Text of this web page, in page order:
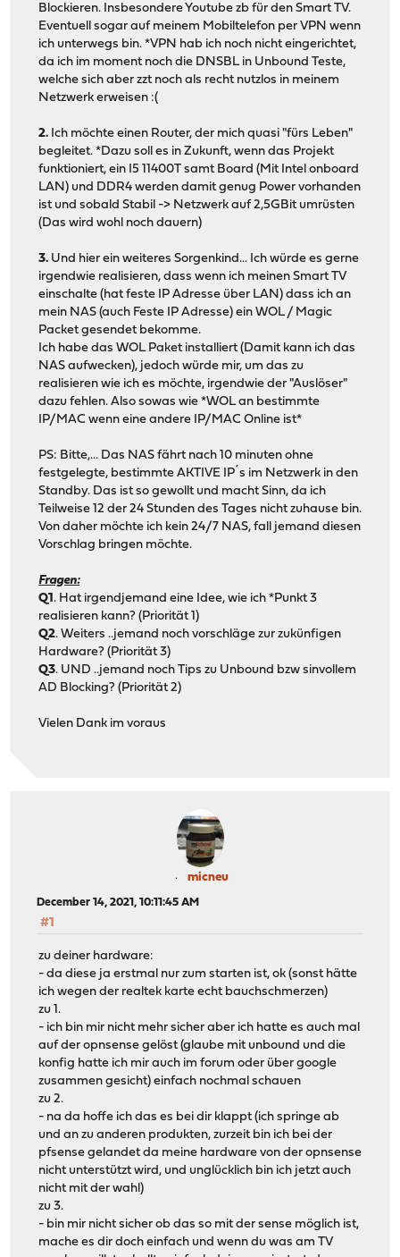
Blockieren. Insbesondere Youtube zb für den Smart TV.
Eventuell sogar auf meinem Mobiltelefon per VPN wenn
ich unterwegs bin. *VPN hab ich noch nicht eingerichtet,
da ich im moment noch die DNSBL in Unbound Teste,
welche sich aber zzt noch als recht nutzlos in meinem
Netzwerk erweisen :(
2. Ich möchte einen Router, der mich quasi "fürs Leben"
begleitet. *Dazu soll es in Zukunft, wenn das Projekt
funktioniert, ein I5 11400T samt Board (Mit Intel onboard
LAN) und DDR4 werden damit genug Power vorhanden
ist und sobald Stabil -> Netzwerk auf 2,5GBit umrüsten
(Das wird wohl noch dauern)
3. Und hier ein weiteres Sorgenkind... Ich würde es gerne
irgendwie realisieren, dass wenn ich meinen Smart TV
einschalte (hat feste IP Adresse über LAN) dass ich an
mein NAS (auch Feste IP Adresse) ein WOL / Magic
Packet gesendet bekomme.
Ich habe das WOL Paket installiert (Damit kann ich das
NAS aufwecken), jedoch würde mir, um das zu
realisieren wie ich es möchte, irgendwie der "Auslöser"
dazu fehlen. Also sowas wie *WOL an bestimmte
IP/MAC wenn eine andere IP/MAC Online ist*
PS: Bitte,... Das NAS fährt nach 10 minuten ohne
festgelegte, bestimmte AKTIVE IP´s im Netzwerk in den
Standby. Das ist so gewollt und macht Sinn, da ich
Teilweise 12 der 24 Stunden des Tages nicht zuhause bin.
Von daher möchte ich kein 24/7 NAS, fall jemand diesen
Vorschlag bringen möchte.
Fragen:
Q1. Hat irgendjemand eine Idee, wie ich *Punkt 3
realisieren kann? (Priorität 1)
Q2. Weiters ..jemand noch vorschläge zur zukünfigen
Hardware? (Priorität 3)
Q3. UND ..jemand noch Tips zu Unbound bzw sinvollem
AD Blocking? (Priorität 2)
Vielen Dank im voraus
micneu
December 14, 2021, 10:11:45 AM
#1
zu deiner hardware:
- da diese ja erstmal nur zum starten ist, ok (sonst hätte
ich wegen der realtek karte echt bauchschmerzen)
zu 1.
- ich bin mir nicht mehr sicher aber ich hatte es auch mal
auf der opnsense gelöst (glaube mit unbound und die
konfig hatte ich mir auch im forum oder über google
zusammen gesicht) einfach nochmal schauen
zu 2.
- na da hoffe ich das es bei dir klappt (ich springe ab
und an zu anderen produkten, zurzeit bin ich bei der
pfsense gelandet da meine hardware von der opnsense
nicht unterstützt wird, und unglücklich bin ich jetzt auch
nicht mit der wahl)
zu 3.
- bin mir nicht sicher ob das so mit der sense möglich ist,
mache es dir doch einfach und wenn du was am TV